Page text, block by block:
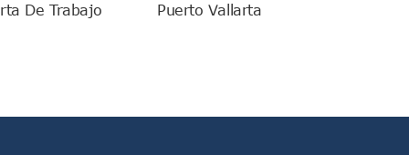
De Adelanto De Participaciones, ¿para Qué?
Reporte De Robo Durante Operativos En Bahía De Banderas
De Trabajo
Puerto Vallarta